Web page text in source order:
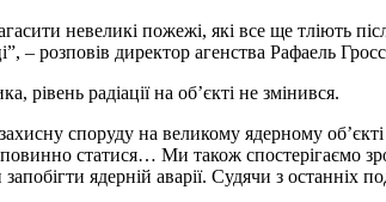
невеликі пожежі, які все ще тліють
– розповів директор агенства Рафаель
радіації на об’єкті не змінився.
споруду на великому ядерному об’єкті
статися… Ми також спостерігаємо
ядерній аварії. Судячи з останніх